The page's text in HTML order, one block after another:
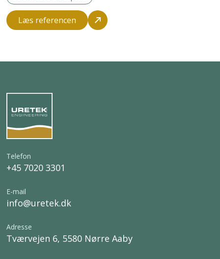
Læs referencen
Telefon
+45 7020 3301
E-mail
info@uretek.dk
Adresse
Tværvejen 6, 5580 Nørre Aaby